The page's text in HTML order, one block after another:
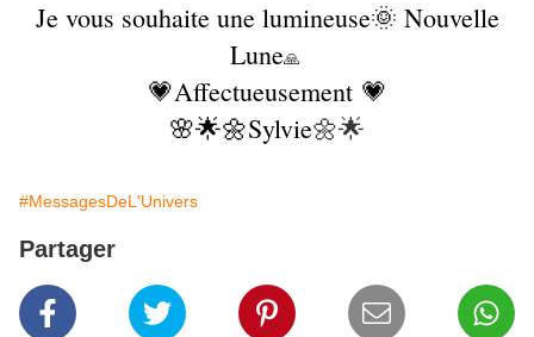
Je vous souhaite une lumineuse🌞 Nouvelle
Lune🙏
💗Affectueusement 💗
🌸🌟🌼Sylvie🌼🌟
#MessagesDeL'Univers
Partager